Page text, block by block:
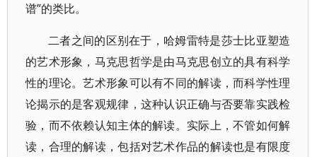
谱”的类比。
二者之间的区别在于，哈姆雷特是莎士比亚塑造
的艺术形象，马克思哲学是由马克思创立的具有科学
性的理论。艺术形象可以有不同的解读，而科学性理
论揭示的是客观规律，这种认识正确与否要靠实践检
验，而不依赖认知主体的解读。实际上，不管如何解
读，合理的解读，包括对艺术作品的解读也是有限度